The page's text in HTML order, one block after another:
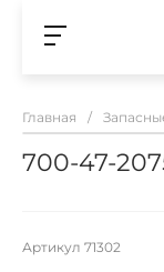
Главная /
700-47-
Артикул 71302